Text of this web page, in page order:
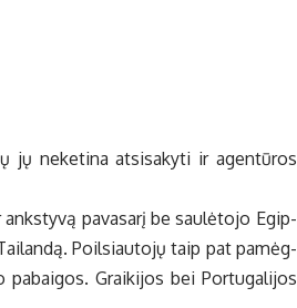
jų ne­ke­ti­na at­si­sa­ky­ti ir agen­tū­ros
pa­va­sa­rį be sau­lė­to­jo Egip­
Po­il­siau­to­jų taip pat pa­mėg­
Grai­ki­jos bei Por­tu­ga­li­jos